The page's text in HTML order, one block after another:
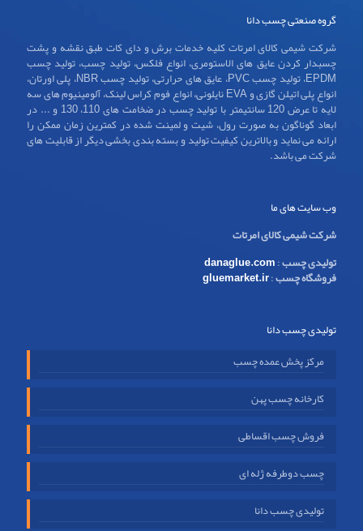
گروه صنعتی چسب دانا
شرکت شیمی کالای امرتات کلیه خدمات برش و دای کات طبق نقشه و پشت
چسبدار کردن عایق های الاستومری، انواع فلکس، تولید چسب، تولید چسب
EPDM، تولید چسب PVC، عایق های حرارتی، تولید چسب NBR، پلی اورتان،
انواع پلی اتیلن گازی و EVA نایلونی، انواع فوم کراس لینک، آلومینیوم های سه
لایه تا عرض 120 سانتیمتر با تولید چسب در ضخامت های 110، 130 و ... در
ابعاد گوناگون به صورت رول، شیت و لمینت شده در کمترین زمان ممکن را
ارائه می نماید و بالاترین کیفیت تولید و بسته بندی بخشی دیگر از قابلیت های
شرکت می باشد.
وب سایت های ما
شرکت شیمی کالای امرتات
تولیدی چسب:
danaglue.com
فروشگاه چسب:
gluemarket.ir
تولیدی چسب دانا
مرکز پخش عمده چسب
کارخانه چسب پهن
فروش چسب اقساطی
چسب دوطرفه ژله ای
تولیدی چسب دانا